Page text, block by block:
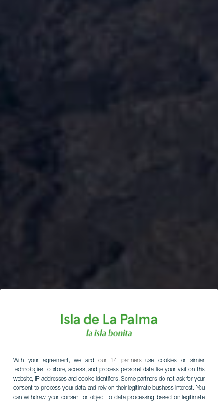
With your agreement, we andour 14 partnersuse cookies or similar
technologies to store, access, and process personal data like your visit on this
website, IP addresses and cookie identifiers. Some partners do not ask for your
consent to process your data and rely on their legitimate business interest. You
can withdraw your consent or object to data processing based on legitimate